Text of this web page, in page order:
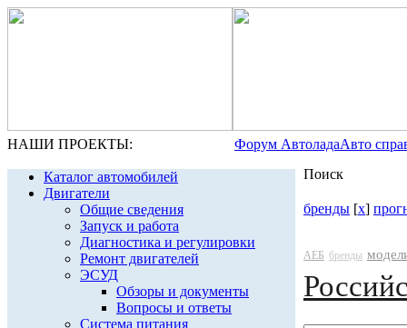
НАШИ ПРОЕКТЫ: Форум АвтоладаАвто
Каталог автомобилей
Двигатели
Общие сведения
Запуск и работа
Диагностика и регулировки
Ремонт двигателей
ЭСУД
Обзоры и документы
Вопросы и ответы
Система питания
Поиск
бренды [x]
АЕБ бренды